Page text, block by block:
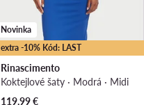
extra -10% Kód: LAST
Novinka
Rinascimento
Koktejlové šaty · Modrá · Midi
119,99€